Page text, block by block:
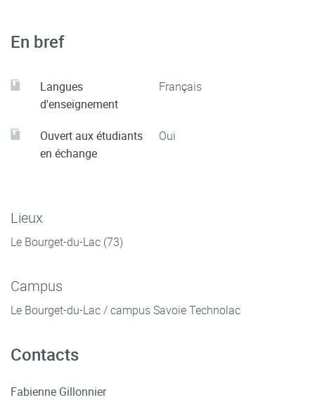
En bref
Langues
d'enseignement
Français
Ouvert aux étudiants
en échange
Oui
Lieux
Le Bourget-du-Lac (73)
Campus
Le Bourget-du-Lac / campus Savoie Technolac
Contacts
Fabienne Gillonnier